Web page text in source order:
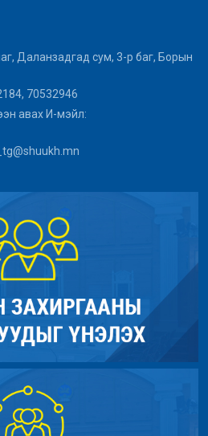
Даланзадгад сум, 3-р баг, Борын
70532946
авах И-мэйл: